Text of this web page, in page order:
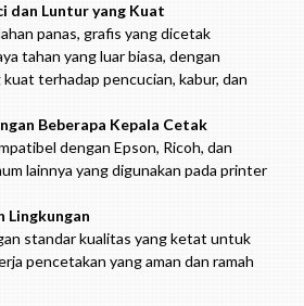
dan Luntur yang Kuat
panas, grafis yang dicetak
tahan yang luar biasa, dengan
terhadap pencucian, kabur, dan
Beberapa Kepala Cetak
dengan Epson, Ricoh, dan
lainnya yang digunakan pada printer
Lingkungan
standar kualitas yang ketat untuk
pencetakan yang aman dan ramah